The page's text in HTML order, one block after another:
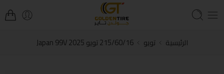
الرئيسية تويو 215/60/16 تويو Japan 99V 2025